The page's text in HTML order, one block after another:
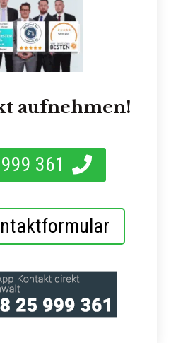
aufnehmen!
361